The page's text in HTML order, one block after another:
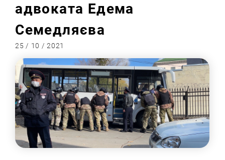
адвоката Едема
Семедляєва
25 / 10 / 2021